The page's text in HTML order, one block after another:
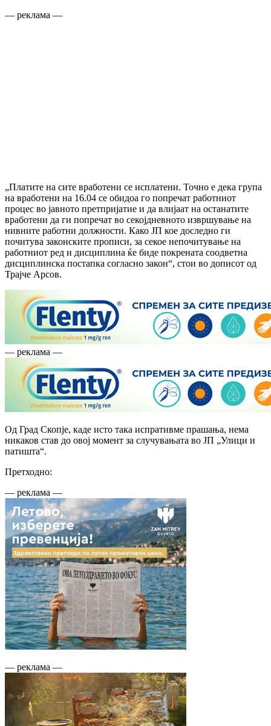
— реклама —
„Платите на сите вработени се исплатени. Точно е дека група
на вработени на 16.04 се обидоа го попречат работниот
процес во јавното претпријатие и да влијаат на останатите
вработени да ги попречат во секојдневното извршување на
нивните работни должности. Како ЈП кое доследно ги
почитува законските прописи, за секое непочитување на
работниот ред и дисциплина ќе биде покрената соодветна
дисциплинска постапка согласно закон“, стои во дописот од
Трајче Арсов.
— реклама —
Од Град Скопје, каде исто така испративме прашања, нема
никаков став до овој момент за случувањата во ЈП „Улици и
патишта“.
Претходно:
— реклама —
— реклама —